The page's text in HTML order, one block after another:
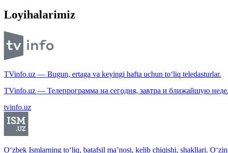
Loyihalarimiz
TVinfo.uz — Bugun, ertaga va keyingi hafta uchun to‘liq teledasturlar.
TVinfo.uz — Телепрограмма на сегодня, завтра и ближайшую
tvinfo.uz
O‘zbek Ismlarning to‘liq, batafsil ma’nosi, kelib chiqishi, shakllari.